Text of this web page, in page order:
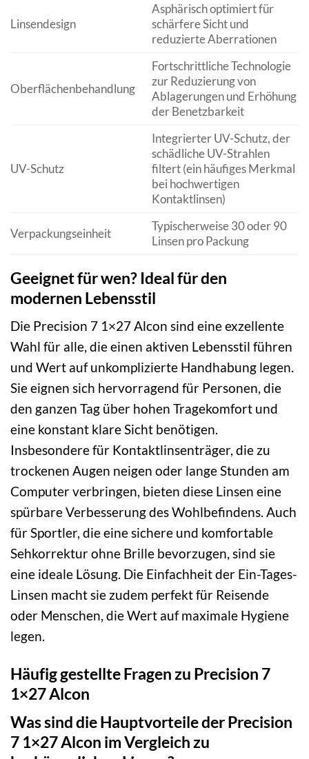
Linsendesign
Asphärisch optimiert für
schärfere Sicht und
reduzierte Aberrationen
Oberflächenbehandlung
Fortschrittliche Technologie
zur Reduzierung von
Ablagerungen und Erhöhung
der Benetzbarkeit
UV-Schutz
Integrierter UV-Schutz, der
schädliche UV-Strahlen
filtert (ein häufiges Merkmal
bei hochwertigen
Kontaktlinsen)
Verpackungseinheit
Typischerweise 30 oder 90
Linsen pro Packung
Geeignet für wen? Ideal für den
modernen Lebensstil
Die Precision 7 1×27 Alcon sind eine exzellente
Wahl für alle, die einen aktiven Lebensstil führen
und Wert auf unkomplizierte Handhabung legen.
Sie eignen sich hervorragend für Personen, die
den ganzen Tag über hohen Tragekomfort und
eine konstant klare Sicht benötigen.
Insbesondere für Kontaktlinsenträger, die zu
trockenen Augen neigen oder lange Stunden am
Computer verbringen, bieten diese Linsen eine
spürbare Verbesserung des Wohlbefindens. Auch
für Sportler, die eine sichere und komfortable
Sehkorrektur ohne Brille bevorzugen, sind sie
eine ideale Lösung. Die Einfachheit der Ein-Tages-
Linsen macht sie zudem perfekt für Reisende
oder Menschen, die Wert auf maximale Hygiene
legen.
Häufig gestellte Fragen zu Precision 7
1×27 Alcon
Was sind die Hauptvorteile der Precision
7 1×27 Alcon im Vergleich zu